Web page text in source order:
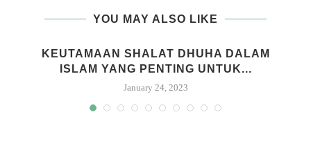
YOU MAY ALSO LIKE
KEUTAMAAN SHALAT DHUHA DALAM
ISLAM YANG PENTING UNTUK...
January 24, 2023